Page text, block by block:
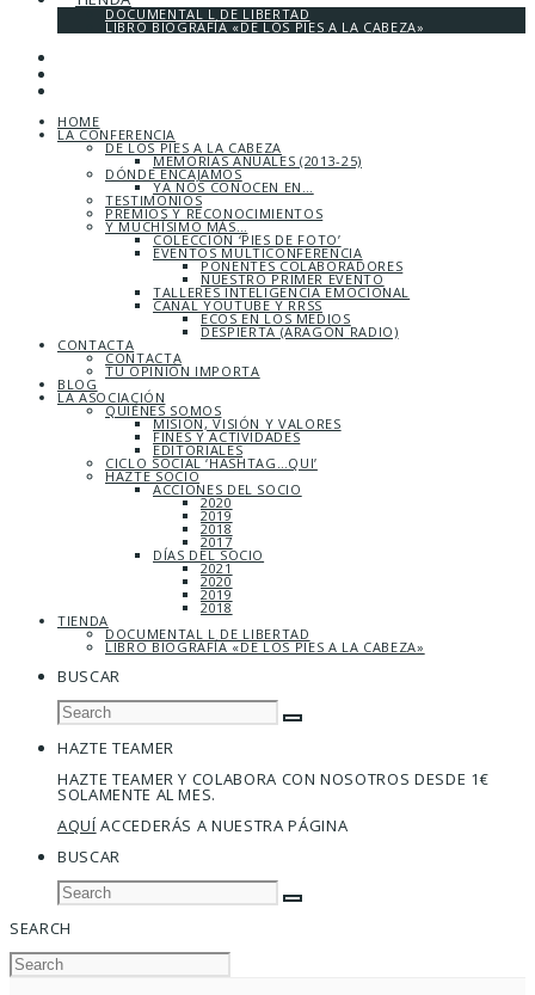
DOCUMENTAL L DE LIBERTAD
LIBRO BIOGRAFÍA «DE LOS PIES A LA CABEZA»
HOME
LA CONFERENCIA
DE LOS PIES A LA CABEZA
MEMORIAS ANUALES (2013-25)
DÓNDE ENCAJAMOS
YA NOS CONOCEN EN…
TESTIMONIOS
PREMIOS Y RECONOCIMIENTOS
Y MUCHÍSIMO MÁS…
COLECCIÓN ‘PIES DE FOTO’
EVENTOS MULTICONFERENCIA
PONENTES COLABORADORES
NUESTRO PRIMER EVENTO
TALLERES INTELIGENCIA EMOCIONAL
CANAL YOUTUBE Y RRSS
ECOS EN LOS MEDIOS
DESPIERTA (ARAGÓN RADIO)
CONTACTA
CONTACTA
TU OPINIÓN IMPORTA
BLOG
LA ASOCIACIÓN
QUIÉNES SOMOS
MISIÓN, VISIÓN Y VALORES
FINES Y ACTIVIDADES
EDITORIALES
CICLO SOCIAL ‘HASHTAG…QUI’
HAZTE SOCIO
ACCIONES DEL SOCIO
2020
2019
2018
2017
DÍAS DEL SOCIO
2021
2020
2019
2018
TIENDA
DOCUMENTAL L DE LIBERTAD
LIBRO BIOGRAFÍA «DE LOS PIES A LA CABEZA»
BUSCAR
HAZTE TEAMER
HAZTE TEAMER Y COLABORA CON NOSOTROS DESDE 1€
SOLAMENTE AL MES.
AQUÍACCEDERÁS A NUESTRA PÁGINA
BUSCAR
SEARCH